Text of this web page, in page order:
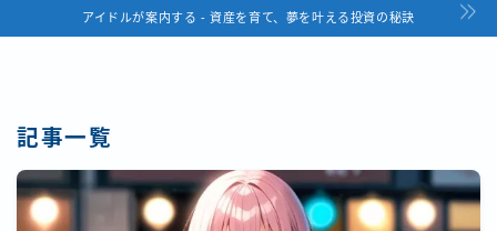
アイドルが案内する - 資産を育て、夢を叶える投資の秘訣
記事一覧